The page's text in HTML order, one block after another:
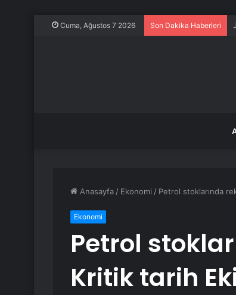
Cuma, Ağustos 7 2026 Son Dakika Haberleri
Anasayfa / Ekonomi / Petrol stoklarında
Ekonomi
Petrol
Kritik tarih